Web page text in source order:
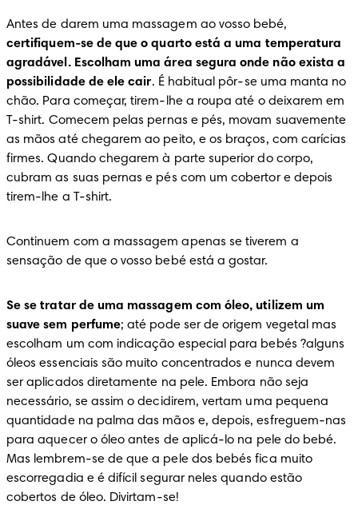
certifiquem-se de que o quarto está a uma temperatura
agradável. Escolham uma área segura onde não exista a
possibilidade de ele cair. É habitual pôr-se uma manta no
chão. Para começar, tirem-lhe a roupa até o deixarem em
T-shirt. Comecem pelas pernas e pés, movam suavemente
as mãos até chegarem ao peito, e os braços, com carícias
firmes. Quando chegarem à parte superior do corpo,
cubram as suas pernas e pés com um cobertor e depois
tirem-lhe a T-shirt.
Continuem com a massagem apenas se tiverem a
sensação de que o vosso bebé está a gostar.
Se se tratar de uma massagem com óleo, utilizem um
suave sem perfume; até pode ser de origem vegetal mas
escolham um com indicação especial para bebés ?alguns
óleos essenciais são muito concentrados e nunca devem
ser aplicados diretamente na pele. Embora não seja
necessário, se assim o decidirem, vertam uma pequena
quantidade na palma das mãos e, depois, esfreguem-nas
para aquecer o óleo antes de aplicá-lo na pele do bebé.
Mas lembrem-se de que a pele dos bebés fica muito
escorregadia e é difícil segurar neles quando estão
cobertos de óleo. Divirtam-se!